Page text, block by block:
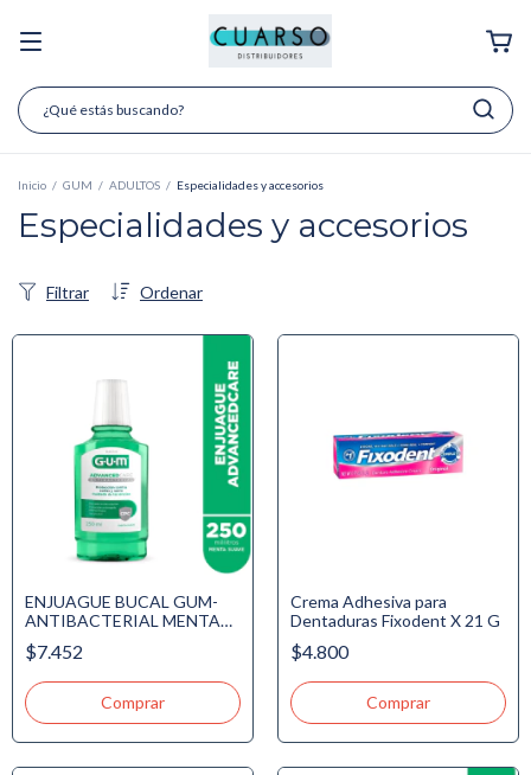
Inicio / GUM / ADULTOS / Especialidades y accesorios
Especialidades y accesorios
Ordenar
Filtrar
ENJUAGUE BUCAL GUM-
ANTIBACTERIAL MENTA
SUAVE X 250 ML
$7.452
Crema Adhesiva para
Dentaduras Fixodent X 21 G
$4.800